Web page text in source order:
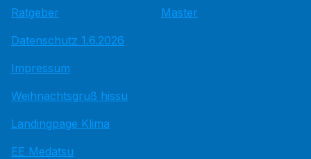
Ratgeber
Datenschutz 1.6.2026
Impressum
Weihnachtsgruß hissu
Landingpage Klima
EE Medatsu
Master